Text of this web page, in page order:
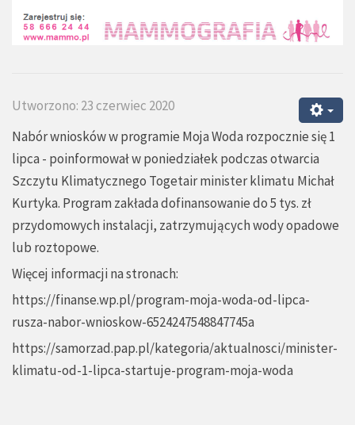
Utworzono: 23 czerwiec 2020
Nabór wniosków w programie Moja Woda rozpocznie się 1
lipca - poinformował w poniedziałek podczas otwarcia
Szczytu Klimatycznego Togetair minister klimatu Michał
Kurtyka. Program zakłada dofinansowanie do 5 tys. zł
przydomowych instalacji, zatrzymujących wody opadowe
lub roztopowe.
Więcej informacji na stronach:
https://finanse.wp.pl/program-moja-woda-od-lipca-
rusza-nabor-wnioskow-6524247548847745a
https://samorzad.pap.pl/kategoria/aktualnosci/minister-
klimatu-od-1-lipca-startuje-program-moja-woda